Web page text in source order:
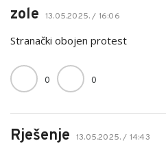
zole 13.05.2025. / 16:06
Stranački obojen protest
0 0
Rješenje 13.05.2025. / 14:43